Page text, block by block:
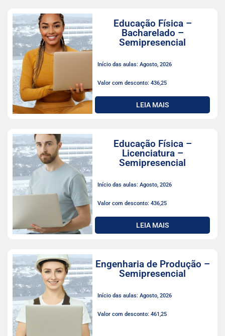
Educação Física –
Bacharelado –
Semipresencial
Início das aulas: Agosto, 2026
Valor com desconto: 436,25
LEIA MAIS
Educação Física –
Licenciatura –
Semipresencial
Início das aulas: Agosto, 2026
Valor com desconto: 436,25
LEIA MAIS
Engenharia de Produção –
Semipresencial
Início das aulas: Agosto, 2026
Valor com desconto: 461,25